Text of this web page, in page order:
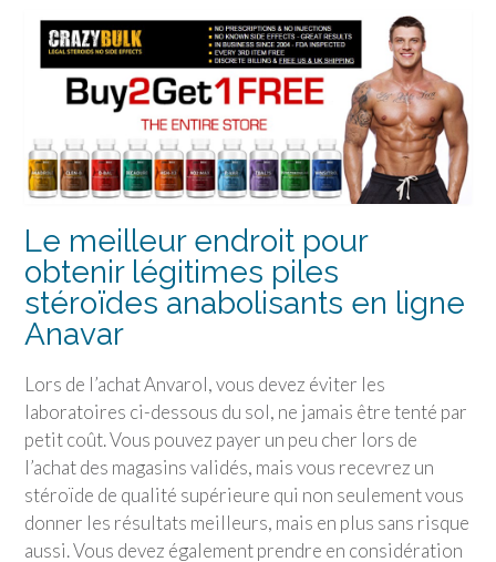
Le meilleur endroit pour
obtenir légitimes piles
stéroïdes anabolisants en ligne
Anavar
Lors de l’achat Anvarol, vous devez éviter les
laboratoires ci-dessous du sol, ne jamais être tenté par
petit coût. Vous pouvez payer un peu cher lors de
l’achat des magasins validés, mais vous recevrez un
stéroïde de qualité supérieure qui non seulement vous
donner les résultats meilleurs, mais en plus sans risque
aussi. Vous devez également prendre en considération